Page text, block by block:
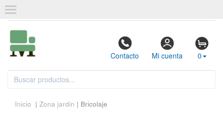
Contacto Mi cuenta 0
Inicio | Zona jardin | Bricolaje